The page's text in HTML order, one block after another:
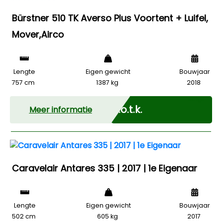
Bürstner 510 TK Averso Plus Voortent + Luifel,
Mover,Airco
Lengte
757 cm
Eigen gewicht
1387 kg
Bouwjaar
2018
Meer informatie N.o.t.k.
Caravelair Antares 335 | 2017 | 1e Eigenaar
Lengte
502 cm
Eigen gewicht
605 kg
Bouwjaar
2017